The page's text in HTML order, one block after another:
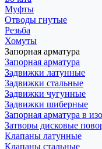
Муфты
Отводы гнутые
Резьба
Хомуты
Запорная арматура
Запорная арматура
Задвижки латунные
Задвижки стальные
Задвижки чугунные
Задвижки шиберные
Запорная арматура в
Затворы дисковые
Клапаны латунные
Клапаны стальные